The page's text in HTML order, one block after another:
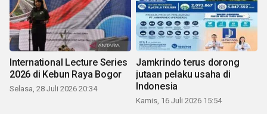
International Lecture Series
2026 di Kebun Raya Bogor
Selasa, 28 Juli 2026 20:34
Jamkrindo terus dorong
jutaan pelaku usaha di
Indonesia
Kamis, 16 Juli 2026 15:54